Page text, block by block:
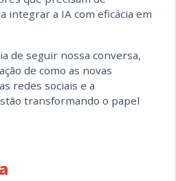
integrar a IA com eficácia em
de seguir nossa conversa,
de como as novas
redes sociais e a
transformando o papel